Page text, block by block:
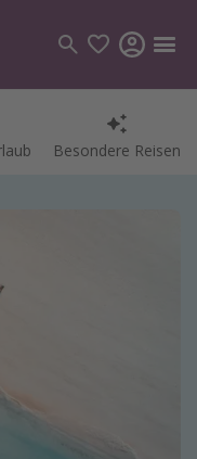
Besondere Reisen